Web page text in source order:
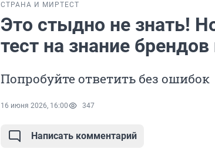
СТРАНА И МИРТЕСТ
Это стыдно не знать!
тест на знание
Попробуйте ответить без ошибок
16 июня 2026, 16:00 347
Написать комментарий